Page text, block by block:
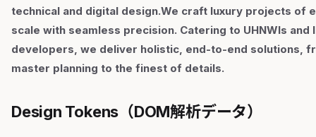
technical and digital design.We craft luxury projects of
scale with seamless precision. Catering to UHNWIs and
developers, we deliver holistic, end-to-end solutions,
master planning to the finest of details.
Design Tokens（DOM解析データ）